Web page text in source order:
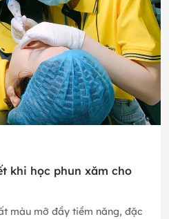
khi học phun xăm cho
màu mỡ đầy tiềm năng, đặc